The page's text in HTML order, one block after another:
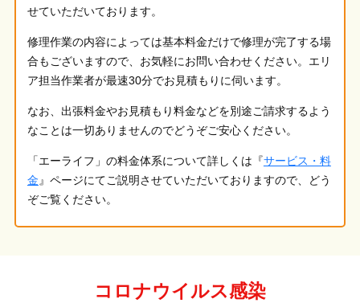
せていただいております。
修理作業の内容によっては基本料金だけで修理が完了する場
合もございますので、お気軽にお問い合わせください。エリ
ア担当作業者が最速30分でお見積もりに伺います。
なお、出張料金やお見積もり料金などを別途ご請求するよう
なことは一切ありませんのでどうぞご安心ください。
「エーライフ」の料金体系について詳しくは『サービス・料
金』ページにてご説明させていただいておりますので、どう
ぞご覧ください。
コロナウイルス感染